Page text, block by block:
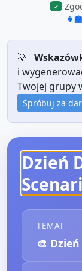
✓
💡
i
Twojej grupy
Spróbuj za
Dzień
TEMAT
🎨